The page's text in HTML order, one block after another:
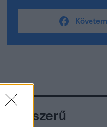
Követem
Népszerű